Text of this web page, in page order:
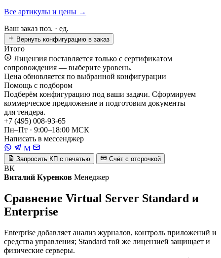
Все артикулы и цены →
Ваш заказ поз. · ед.
Вернуть конфигурацию в заказ
Итого
Лицензия поставляется только с сертификатом
сопровождения — выберите уровень.
Цена обновляется по выбранной конфигурации
Помощь с подбором
Подберём конфигурацию под ваши задачи. Сформируем
коммерческое предложение и подготовим документы
для тендера.
+7 (495) 008-93-65
Пн–Пт · 9:00–18:00 МСК
Написать в мессенджер
M
Запросить КП с печатью Счёт с отсрочкой
ВК
Виталий Куренков Менеджер
Сравнение Virtual Server Standard и
Enterprise
Enterprise добавляет анализ журналов, контроль приложений и
средства управления; Standard той же лицензией защищает и
физические серверы.